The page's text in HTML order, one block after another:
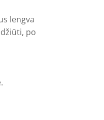
lengva
po